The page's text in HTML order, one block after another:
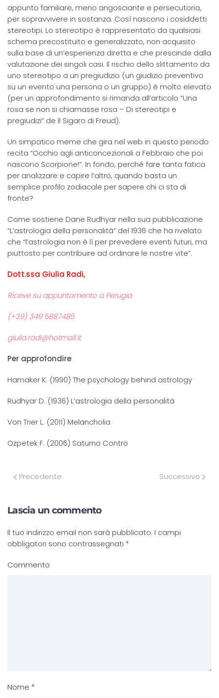
appunto familiare, meno angosciante e persecutoria,
per sopravvivere in sostanza. Così nascono i cosiddetti
stereotipi. Lo stereotipo è rappresentato da qualsiasi
schema precostituito e generalizzato, non acquisito
sulla base di un’esperienza diretta e che prescinde dalla
valutazione dei singoli casi. Il rischio dello slittamento da
uno stereotipo a un pregiudizio (un giudizio preventivo
su un evento una persona o un gruppo) è molto elevato
(per un approfondimento si rimanda all’articolo “Una
rosa se non si chiamasse rosa – Di stereotipi e
pregiudizi” de Il Sigaro di Freud).
Un simpatico meme che gira nel web in questo periodo
recita “Occhio agli anticoncezionali a Febbraio che poi
nascono Scorpione!”. In fondo, perché fare tanta fatica
per analizzare e capire l’altro, quando basta un
semplice profilo zodiacale per sapere chi ci sta di
fronte?
Come sostiene Dane Rudhyar nella sua pubblicazione
“L’astrologia della personalità” del 1936 che ha rivelato
che “l’astrologia non è lì per prevedere eventi futuri, ma
piuttosto per contribuire ad ordinare le nostre vite”.
Dott.ssa Giulia Radi,
Riceve su appuntamento a Perugia
(+39) 349 5887485
giulia.radi@hotmail.it
Per approfondire
Hamaker K. (1990) The psychology behind astrology
Rudhyar D. (1936) L’astrologia della personalità
Von Trier L. (2011) Melancholia
Ozpetek F. (2006) Saturno Contro
Precedente Successivo
Lascia un commento
Il tuo indirizzo email non sarà pubblicato. I campi
obbligatori sono contrassegnati *
Commento
Nome *